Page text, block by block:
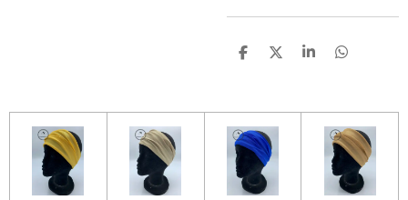
D
N
D
S
E
D
N